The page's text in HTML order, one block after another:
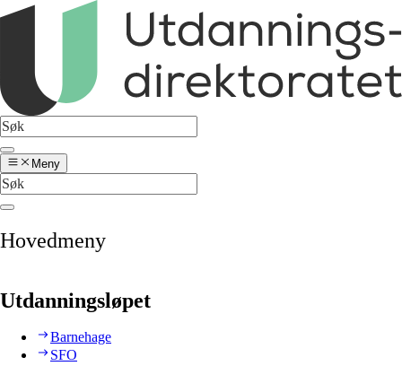
Meny
Hovedmeny
Utdanningsløpet
Barnehage
SFO